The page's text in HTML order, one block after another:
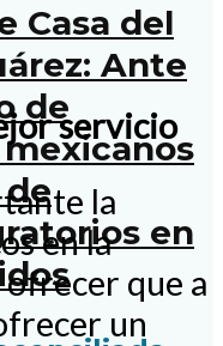
Casa del
Ante
de
en
servicio
la
en la
que a
un